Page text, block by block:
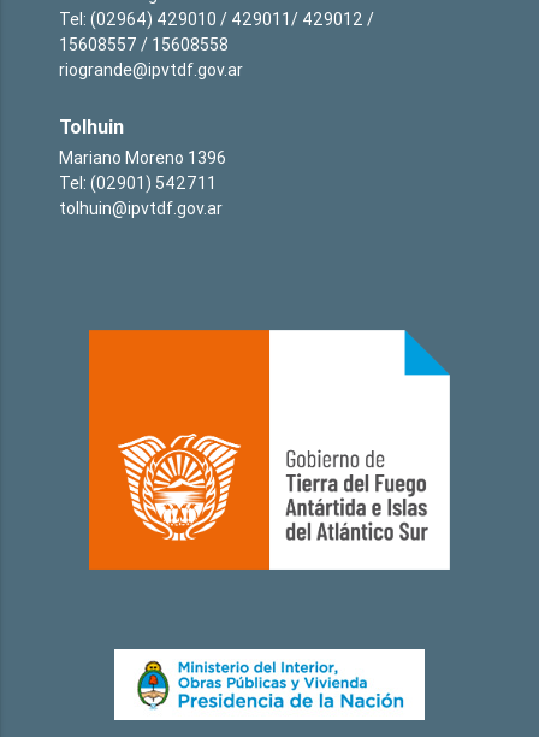
Tel: (02964) 429010 / 429011/ 429012 /
15608557 / 15608558
riogrande@ipvtdf.gov.ar
Tolhuin
Mariano Moreno 1396
Tel: (02901) 542711
tolhuin@ipvtdf.gov.ar